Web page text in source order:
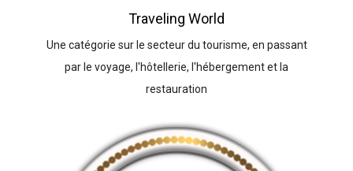
Traveling World
Une catégorie sur le secteur du tourisme, en passant
par le voyage, l'hôtellerie, l'hébergement et la
restauration